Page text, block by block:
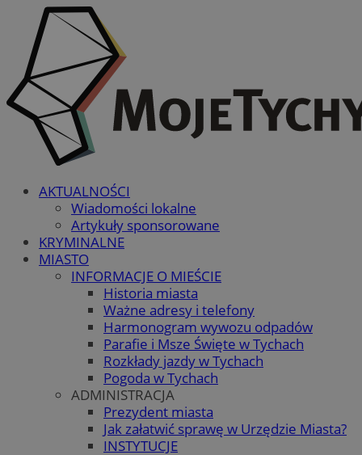
AKTUALNOŚCI
Wiadomości lokalne
Artykuły sponsorowane
KRYMINALNE
MIASTO
INFORMACJE O MIEŚCIE
Historia miasta
Ważne adresy i telefony
Harmonogram wywozu odpadów
Parafie i Msze Święte w Tychach
Rozkłady jazdy w Tychach
Pogoda w Tychach
ADMINISTRACJA
Prezydent miasta
Jak załatwić sprawę w Urzędzie Miasta?
INSTYTUCJE